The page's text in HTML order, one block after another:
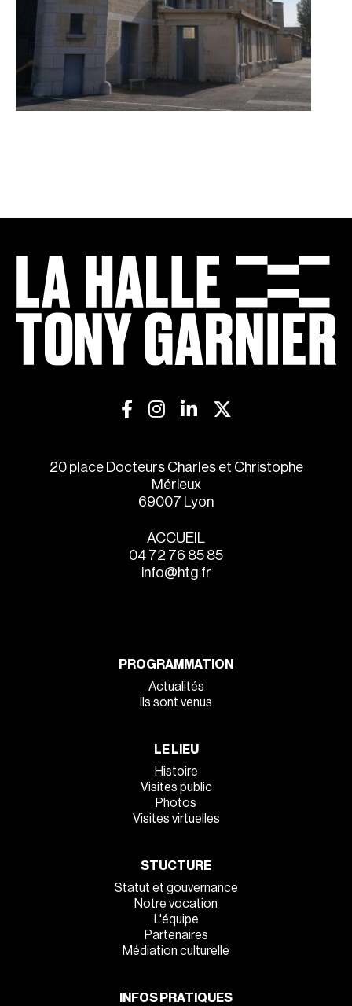
20 place Docteurs Charles et Christophe
Mérieux
69007 Lyon
ACCUEIL
04 72 76 85 85
info@htg.fr
PROGRAMMATION
Actualités
Ils sont venus
LE LIEU
Histoire
Visites public
Photos
Visites virtuelles
STUCTURE
Statut et gouvernance
Notre vocation
L'équipe
Partenaires
Médiation culturelle
INFOS PRATIQUES